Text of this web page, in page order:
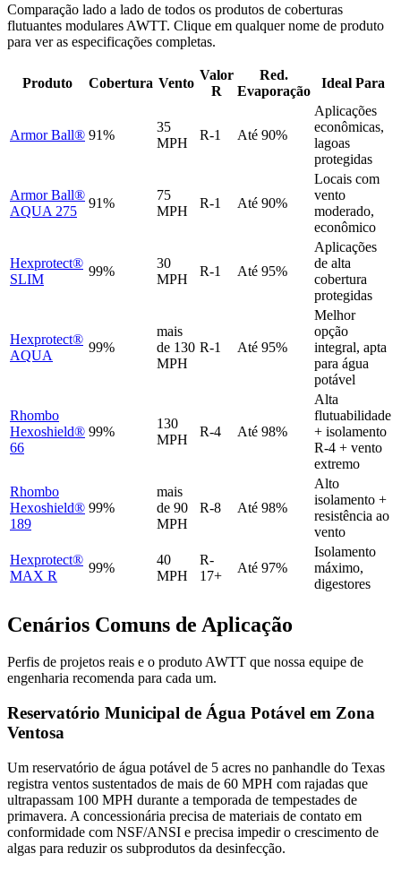
Comparação lado a lado de todos os produtos de coberturas
flutuantes modulares AWTT. Clique em qualquer nome de produto
para ver as especificações completas.
Produto Cobertura Vento
Valor
R
Red.
Evaporação
Ideal Para
Armor Ball® 91%
35
MPH
R-1 Até 90%
Aplicações
econômicas,
lagoas
protegidas
Armor Ball®
AQUA 275
91%
75
MPH
R-1 Até 90%
Locais com
vento
moderado,
econômico
Hexprotect®
SLIM
99%
30
MPH
R-1 Até 95%
Aplicações
de alta
cobertura
protegidas
Hexprotect®
AQUA
99%
mais
de 130
MPH
R-1 Até 95%
Melhor
opção
integral, apta
para água
potável
Rhombo
Hexoshield®
66
99%
130
MPH
R-4 Até 98%
Alta
flutuabilidade
+ isolamento
R-4 + vento
extremo
Rhombo
Hexoshield®
189
99%
mais
de 90
MPH
R-8 Até 98%
Alto
isolamento +
resistência ao
vento
Hexprotect®
MAX R
99%
40
MPH
R-
17+
Até 97%
Isolamento
máximo,
digestores
Cenários Comuns de Aplicação
Perfis de projetos reais e o produto AWTT que nossa equipe de
engenharia recomenda para cada um.
Reservatório Municipal de Água Potável em Zona
Ventosa
Um reservatório de água potável de 5 acres no panhandle do Texas
registra ventos sustentados de mais de 60 MPH com rajadas que
ultrapassam 100 MPH durante a temporada de tempestades de
primavera. A concessionária precisa de materiais de contato em
conformidade com NSF/ANSI e precisa impedir o crescimento de
algas para reduzir os subprodutos da desinfecção.